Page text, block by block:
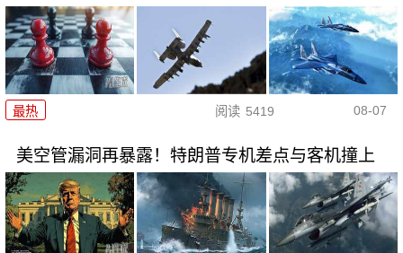
最热 阅读 5419 08-07
美空管漏洞再暴露！特朗普专机差点与客机撞上